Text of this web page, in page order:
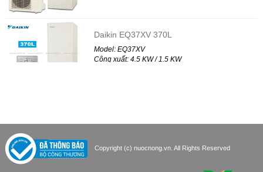
Daikin EQ37XV 370L
Model: EQ37XV
Công xuất: 4.5 KW / 1.5 KW
Liên hệ
Công xuất: 21.16 KW
Copyright (c) nuocnong.vn. All Rights Reserved